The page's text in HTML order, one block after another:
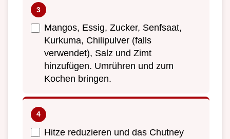
Mangos, Essig, Zucker, Senfsaat,
Kurkuma, Chilipulver (falls
verwendet), Salz und Zimt
hinzufügen. Umrühren und zum
Kochen bringen.
Hitze reduzieren und das Chutney